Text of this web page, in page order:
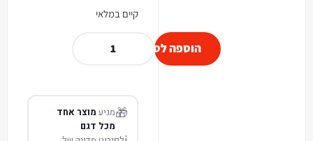
קיים במלאי
הוספה לסל
🎁מגיע מוצר אחד
מכל דגם